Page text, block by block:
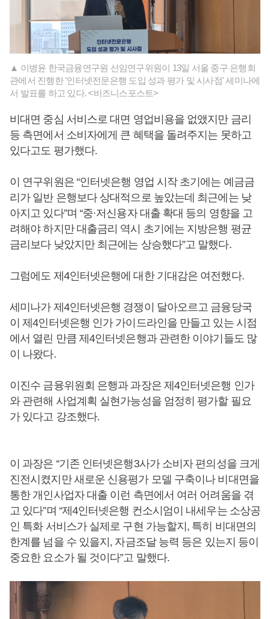
▲ 이병윤 한국금융연구원 선임연구위원이 13일 서울 중구 은행회
관에서 진행한 '인터넷전문은행 도입 성과 평가 및 시사점' 세미나에
서 발표를 하고 있다. <비즈니스포스트>
비대면 중심 서비스로 대면 영업비용을 없앴지만 금리
등 측면에서 소비자에게 큰 혜택을 돌려주지는 못하고
있다고도 평가했다.
이 연구위원은 “인터넷은행 영업 시작 초기에는 예금금
리가 일반 은행보다 상대적으로 높았는데 최근에는 낮
아지고 있다”며 “중·저신용자 대출 확대 등의 영향을 고
려해야 하지만 대출금리 역시 초기에는 지방은행 평균
금리보다 낮았지만 최근에는 상승했다”고 말했다.
그럼에도 제4인터넷은행에 대한 기대감은 여전했다.
세미나가 제4인터넷은행 경쟁이 달아오르고 금융당국
이 제4인터넷은행 인가 가이드라인을 만들고 있는 시점
에서 열린 만큼 제4인터넷은행과 관련한 이야기들도 많
이 나왔다.
이진수 금융위원회 은행과 과장은 제4인터넷은행 인가
와 관련해 사업계획 실현가능성을 엄정히 평가할 필요
가 있다고 강조했다.
이 과장은 “기존 인터넷은행3사가 소비자 편의성을 크게
진전시켰지만 새로운 신용평가 모델 구축이나 비대면을
통한 개인사업자 대출 이런 측면에서 여러 어려움을 겪
고 있다”며 “제4인터넷은행 컨소시엄이 내세우는 소상공
인 특화 서비스가 실제로 구현 가능할지, 특히 비대면의
한계를 넘을 수 있을지, 자금조달 능력 등은 있는지 등이
중요한 요소가 될 것이다”고 말했다.